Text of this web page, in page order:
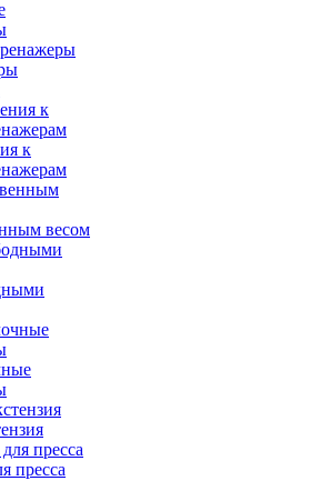
к
весом
пресса